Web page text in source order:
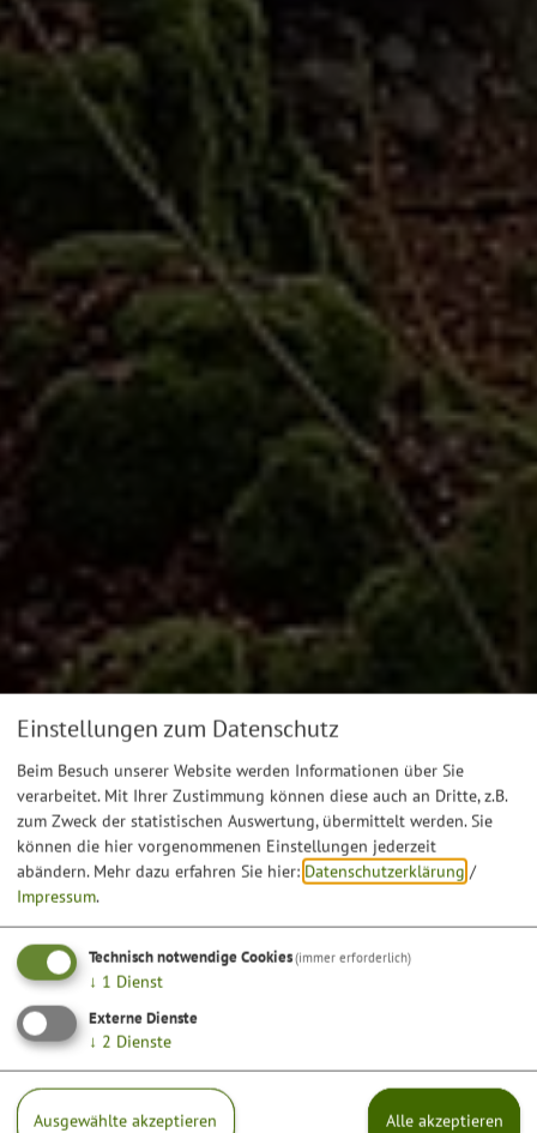
Einstellungen zum Datenschutz
Beim Besuch unserer Website werden Informationen über Sie
verarbeitet. Mit Ihrer Zustimmung können diese auch an Dritte, z.B.
zum Zweck der statistischen Auswertung, übermittelt werden. Sie
können die hier vorgenommenen Einstellungen jederzeit
abändern. Mehr dazu erfahren Sie hier: Datenschutzerklärung /
Impressum.
Technisch notwendige Cookies(immer erforderlich)
↓ 1 Dienst
Externe Dienste
↓ 2 Dienste
Ausgewählte akzeptieren Alle akzeptieren